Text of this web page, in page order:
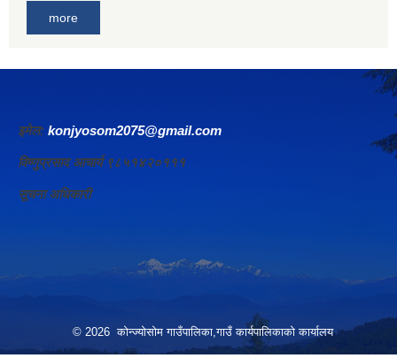
more
इमेल: konjyosom2075@gmail.com
विष्णुप्रसाद आचार्य ९८५१४२०१११
सूचना अधिकारी
© 2026 कोन्ज्योसोम गाउँपालिका,गाउँ कार्यपालिकाको कार्यालय